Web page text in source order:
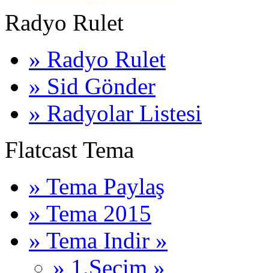
Radyo Rulet
» Radyo Rulet
» Sid Gönder
» Radyolar Listesi
Flatcast Tema
» Tema Paylaş
» Tema 2015
» Tema Indir »
» 1.Seçim »